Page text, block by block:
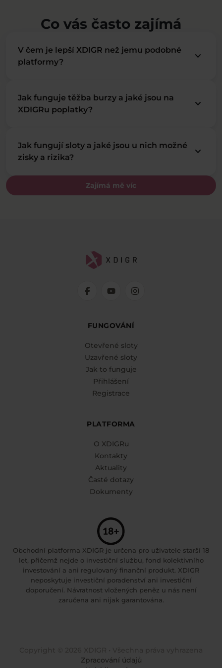
Co vás často zajímá
Zajímá mě víc
V čem je lepší XDIGR než jemu podobné
platformy?
keyboard_arrow_down
Jak funguje těžba burzy a jaké jsou na
XDIGRu poplatky?
keyboard_arrow_down
Jak fungují sloty a jaké jsou u nich možné
zisky a rizika?
keyboard_arrow_down
FUNGOVÁNÍ
Otevřené sloty
Uzavřené sloty
Jak to funguje
Přihlášení
Registrace
PLATFORMA
O XDIGRu
Kontakty
Aktuality
Časté dotazy
Dokumenty
Obchodní platforma XDIGR je určena pro uživatele starší 18
let, přičemž nejde o investiční službu, fond kolektivního
investování a ani regulovaný finanční produkt. XDIGR
neposkytuje investiční poradenství ani investiční
doporučení. Návratnost vložených peněz u nás není
zaručena ani nijak garantována.
Zpracování údajů